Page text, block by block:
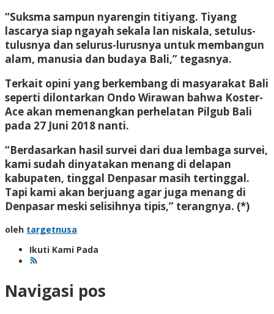
“Suksma sampun nyarengin titiyang. Tiyang
lascarya siap ngayah sekala lan niskala, setulus-
tulusnya dan selurus-lurusnya untuk membangun
alam, manusia dan budaya Bali,” tegasnya.
Terkait opini yang berkembang di masyarakat Bali
seperti dilontarkan Ondo Wirawan bahwa Koster-
Ace akan memenangkan perhelatan Pilgub Bali
pada 27 Juni 2018 nanti.
“Berdasarkan hasil survei dari dua lembaga survei,
kami sudah dinyatakan menang di delapan
kabupaten, tinggal Denpasar masih tertinggal.
Tapi kami akan berjuang agar juga menang di
Denpasar meski selisihnya tipis,” terangnya. (*)
oleh targetnusa
Ikuti Kami Pada
Navigasi pos